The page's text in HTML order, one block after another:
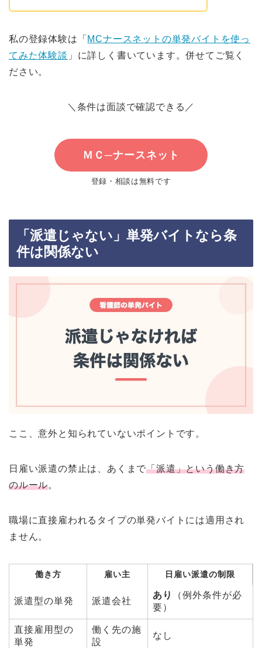
私の登録体験は「 MCナースネットの単発バイトを使っ
てみた体験談 」に詳しく書いています。併せてご覧く
ださい。
＼条件は面談で確認できる／
ＭＣ─ナースネット
登録・相談は無料です
「派遣じゃない」単発バイトなら条
件は関係ない
ここ、意外と知られていないポイントです。
日雇い派遣の禁止は、あくまで「派遣」という働き方
のルール。
職場に直接雇われるタイプの単発バイトには適用され
ません。
働き方 雇い主 日雇い派遣の制限
派遣型の単発 派遣会社
あり
（例外条件が必
要）
直接雇用型の
単発
働く先の施
設
なし